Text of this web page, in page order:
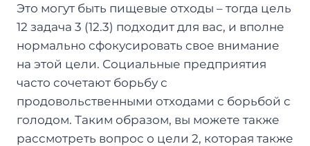
Это могут быть пищевые отходы – тогда цель
12 задача 3 (12.3) подходит для вас, и вполне
нормально сфокусировать свое внимание
на этой цели. Социальные предприятия
часто сочетают борьбу с
продовольственными отходами с борьбой с
голодом. Таким образом, вы можете также
рассмотреть вопрос о цели 2, которая также